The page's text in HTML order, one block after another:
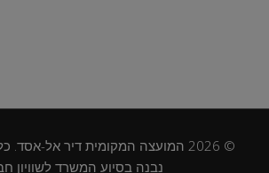
© 2026 המועצה המקומית דיר אל-אסד. כל הזכויות שמורות. מידע זה נאסף באופן אוטומטי ו/או
כאשר משתמשים מתקשרים עם נציגי